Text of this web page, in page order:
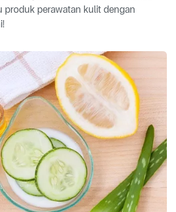
produk perawatan kulit dengan